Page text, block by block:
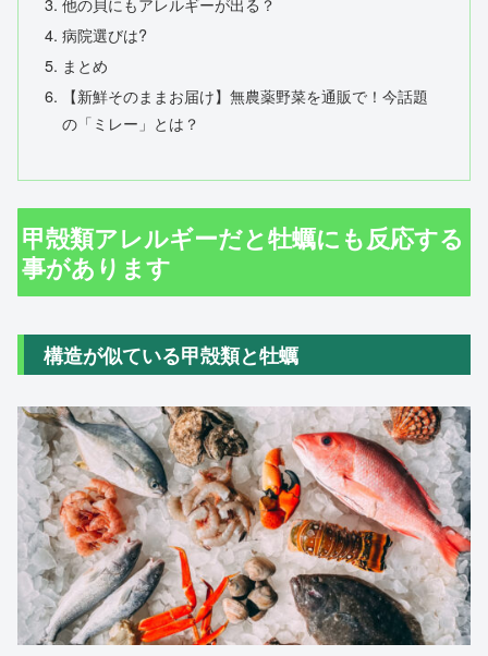
病院選びは?
まとめ
【新鮮そのままお届け】無農薬野菜を通販で！今話題
の「ミレー」とは？
甲殻類アレルギーだと牡蠣にも反応する
事があります
構造が似ている甲殻類と牡蠣